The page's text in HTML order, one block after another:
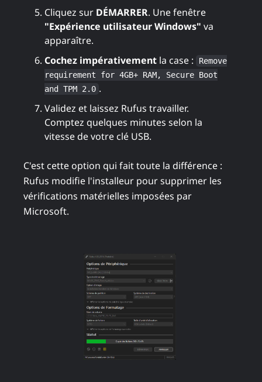
Cliquez sur DÉMARRER. Une fenêtre
"Expérience utilisateur Windows" va
apparaître.
Cochez impérativement la case :
Remove
requirement for 4GB+ RAM, Secure Boot
and TPM 2.0 .
Validez et laissez Rufus travailler.
Comptez quelques minutes selon la
vitesse de votre clé USB.
C'est cette option qui fait toute la différence :
Rufus modifie l'installeur pour supprimer les
vérifications matérielles imposées par
Microsoft.